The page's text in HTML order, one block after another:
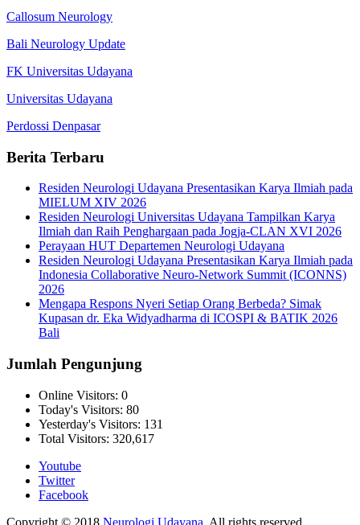
Callosum Neurology
Bali Neurology Update
FK Universitas Udayana
Universitas Udayana
Perdossi Denpasar
Berita Terbaru
Residen Neurologi Udayana Presentasikan Karya Ilmiah pada
MIELUM XIV 2026
Residen Neurologi Universitas Udayana Tampilkan Karya
Ilmiah dan Raih Penghargaan pada Jogja-CLAN XVI 2026
Perayaan HUT Departemen Neurologi Udayana
Residen Neurologi Udayana Presentasikan Karya Ilmiah pada
Indonesia Collaborative Neuro-Network Summit (ICONNS)
2026
Mengapa Respons Nyeri Setiap Orang Berbeda? Simak
Kupasan dr. Eka Widyadharma di ICOSPI & BATIK 2026
Bali
Jumlah Pengunjung
Online Visitors: 0
Today's Visitors: 80
Yesterday's Visitors: 131
Total Visitors: 320,617
Youtube
Twitter
Facebook
Copyright © 2018 Neurologi Udayana . All rights reserved.